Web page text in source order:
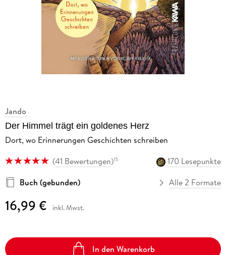
Jando
Der Himmel trägt ein goldenes Herz
Dort, wo Erinnerungen Geschichten schreiben
(41 Bewertungen)15
170 Lesepunkte
Buch (gebunden)
Alle 2 Formate
16,99 € inkl. Mwst.
In den Warenkorb